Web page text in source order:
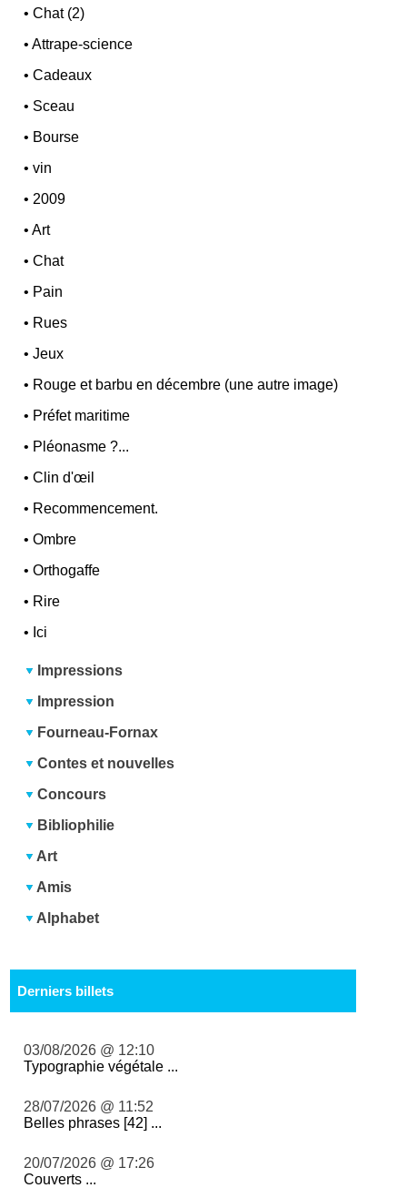
•Chat (2)
•Attrape-science
•Cadeaux
• Sceau
• Bourse
•vin
• 2009
•Art
•Chat
• Pain
• Rues
•Jeux
• Rouge et barbu en décembre (une autre image)
• Préfet maritime
• Pléonasme ?...
•Clin d'œil
• Recommencement.
•Ombre
•Orthogaffe
• Rire
• Ici
Impressions
Impression
Fourneau-Fornax
Contes et nouvelles
Concours
Bibliophilie
Art
Amis
Alphabet
Derniers billets
03/08/2026 @ 12:10
Typographie végétale ...
28/07/2026 @ 11:52
Belles phrases [42] ...
20/07/2026 @ 17:26
Couverts ...